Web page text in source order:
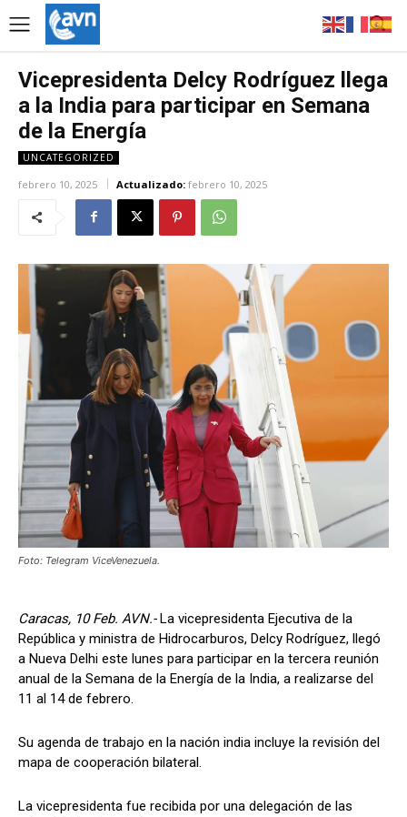
Vicepresidenta Delcy Rodríguez llega
a la India para participar en Semana
de la Energía
UNCATEGORIZED
febrero 10, 2025 Actualizado: febrero 10, 2025
Foto: Telegram ViceVenezuela.
Caracas, 10 Feb. AVN.-La vicepresidenta Ejecutiva de la
República y ministra de Hidrocarburos, Delcy Rodríguez, llegó
a Nueva Delhi este lunes para participar en la tercera reunión
anual de la Semana de la Energía de la India, a realizarse del
11 al 14 de febrero.
Su agenda de trabajo en la nación india incluye la revisión del
mapa de cooperación bilateral.
La vicepresidenta fue recibida por una delegación de las